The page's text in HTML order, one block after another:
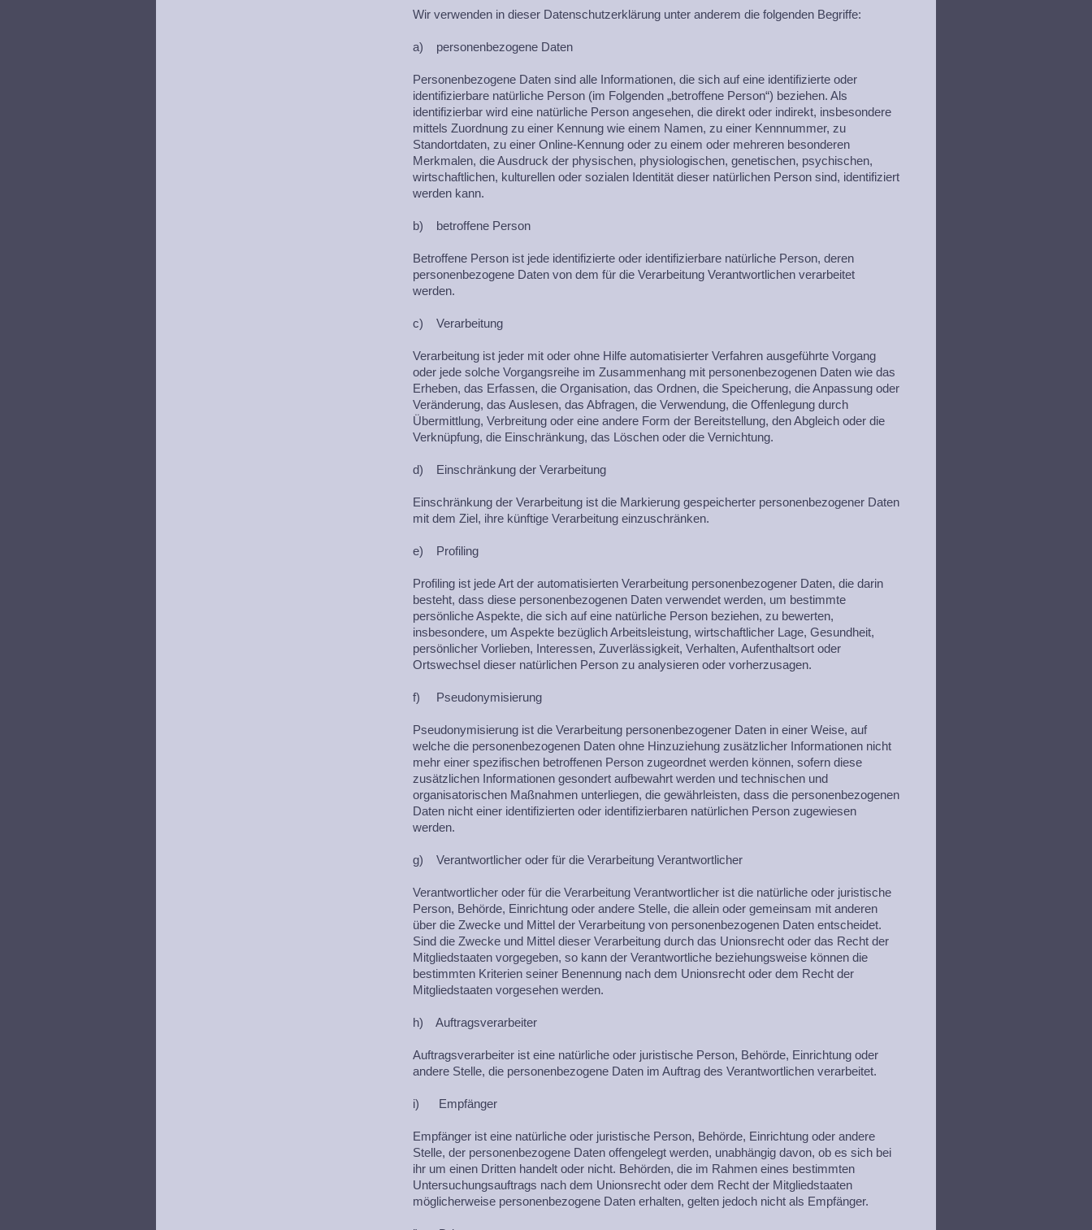
Wir verwenden in dieser Datenschutzerklärung unter anderem die folgenden Begriffe:
a) personenbezogene Daten
Personenbezogene Daten sind alle Informationen, die sich auf eine identifizierte oder
identifizierbare natürliche Person (im Folgenden „betroffene Person“) beziehen. Als
identifizierbar wird eine natürliche Person angesehen, die direkt oder indirekt, insbesondere
mittels Zuordnung zu einer Kennung wie einem Namen, zu einer Kennnummer, zu
Standortdaten, zu einer Online-Kennung oder zu einem oder mehreren besonderen
Merkmalen, die Ausdruck der physischen, physiologischen, genetischen, psychischen,
wirtschaftlichen, kulturellen oder sozialen Identität dieser natürlichen Person sind, identifiziert
werden kann.
b) betroffene Person
Betroffene Person ist jede identifizierte oder identifizierbare natürliche Person, deren
personenbezogene Daten von dem für die Verarbeitung Verantwortlichen verarbeitet
werden.
c) Verarbeitung
Verarbeitung ist jeder mit oder ohne Hilfe automatisierter Verfahren ausgeführte Vorgang
oder jede solche Vorgangsreihe im Zusammenhang mit personenbezogenen Daten wie das
Erheben, das Erfassen, die Organisation, das Ordnen, die Speicherung, die Anpassung oder
Veränderung, das Auslesen, das Abfragen, die Verwendung, die Offenlegung durch
Übermittlung, Verbreitung oder eine andere Form der Bereitstellung, den Abgleich oder die
Verknüpfung, die Einschränkung, das Löschen oder die Vernichtung.
d) Einschränkung der Verarbeitung
Einschränkung der Verarbeitung ist die Markierung gespeicherter personenbezogener Daten
mit dem Ziel, ihre künftige Verarbeitung einzuschränken.
e) Profiling
Profiling ist jede Art der automatisierten Verarbeitung personenbezogener Daten, die darin
besteht, dass diese personenbezogenen Daten verwendet werden, um bestimmte
persönliche Aspekte, die sich auf eine natürliche Person beziehen, zu bewerten,
insbesondere, um Aspekte bezüglich Arbeitsleistung, wirtschaftlicher Lage, Gesundheit,
persönlicher Vorlieben, Interessen, Zuverlässigkeit, Verhalten, Aufenthaltsort oder
Ortswechsel dieser natürlichen Person zu analysieren oder vorherzusagen.
f) Pseudonymisierung
Pseudonymisierung ist die Verarbeitung personenbezogener Daten in einer Weise, auf
welche die personenbezogenen Daten ohne Hinzuziehung zusätzlicher Informationen nicht
mehr einer spezifischen betroffenen Person zugeordnet werden können, sofern diese
zusätzlichen Informationen gesondert aufbewahrt werden und technischen und
organisatorischen Maßnahmen unterliegen, die gewährleisten, dass die personenbezogenen
Daten nicht einer identifizierten oder identifizierbaren natürlichen Person zugewiesen
werden.
g) Verantwortlicher oder für die Verarbeitung Verantwortlicher
Verantwortlicher oder für die Verarbeitung Verantwortlicher ist die natürliche oder juristische
Person, Behörde, Einrichtung oder andere Stelle, die allein oder gemeinsam mit anderen
über die Zwecke und Mittel der Verarbeitung von personenbezogenen Daten entscheidet.
Sind die Zwecke und Mittel dieser Verarbeitung durch das Unionsrecht oder das Recht der
Mitgliedstaaten vorgegeben, so kann der Verantwortliche beziehungsweise können die
bestimmten Kriterien seiner Benennung nach dem Unionsrecht oder dem Recht der
Mitgliedstaaten vorgesehen werden.
h) Auftragsverarbeiter
Auftragsverarbeiter ist eine natürliche oder juristische Person, Behörde, Einrichtung oder
andere Stelle, die personenbezogene Daten im Auftrag des Verantwortlichen verarbeitet.
i) Empfänger
Empfänger ist eine natürliche oder juristische Person, Behörde, Einrichtung oder andere
Stelle, der personenbezogene Daten offengelegt werden, unabhängig davon, ob es sich bei
ihr um einen Dritten handelt oder nicht. Behörden, die im Rahmen eines bestimmten
Untersuchungsauftrags nach dem Unionsrecht oder dem Recht der Mitgliedstaaten
möglicherweise personenbezogene Daten erhalten, gelten jedoch nicht als Empfänger.